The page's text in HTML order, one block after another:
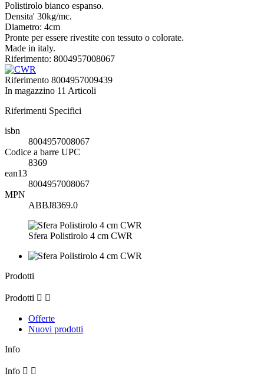
Polistirolo bianco espanso.
Densita' 30kg/mc.
Diametro: 4cm
Pronte per essere rivestite con tessuto o colorate.
Made in italy.
Riferimento: 8004957008067
Riferimento 8004957009439
In magazzino 11 Articoli
Riferimenti Specifici
isbn
8004957008067
Codice a barre UPC
8369
ean13
8004957008067
MPN
ABBJ8369.0
Sfera Polistirolo 4 cm CWR
Prodotti
Prodotti  
Offerte
Nuovi prodotti
Info
Info  